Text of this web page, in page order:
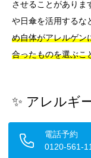
させることがありま
や日傘を活用するな
め自体がアレルゲン
合ったものを選ぶこ
✨ アレルギ
アレルギー性皮膚
電話予約
0120-561-